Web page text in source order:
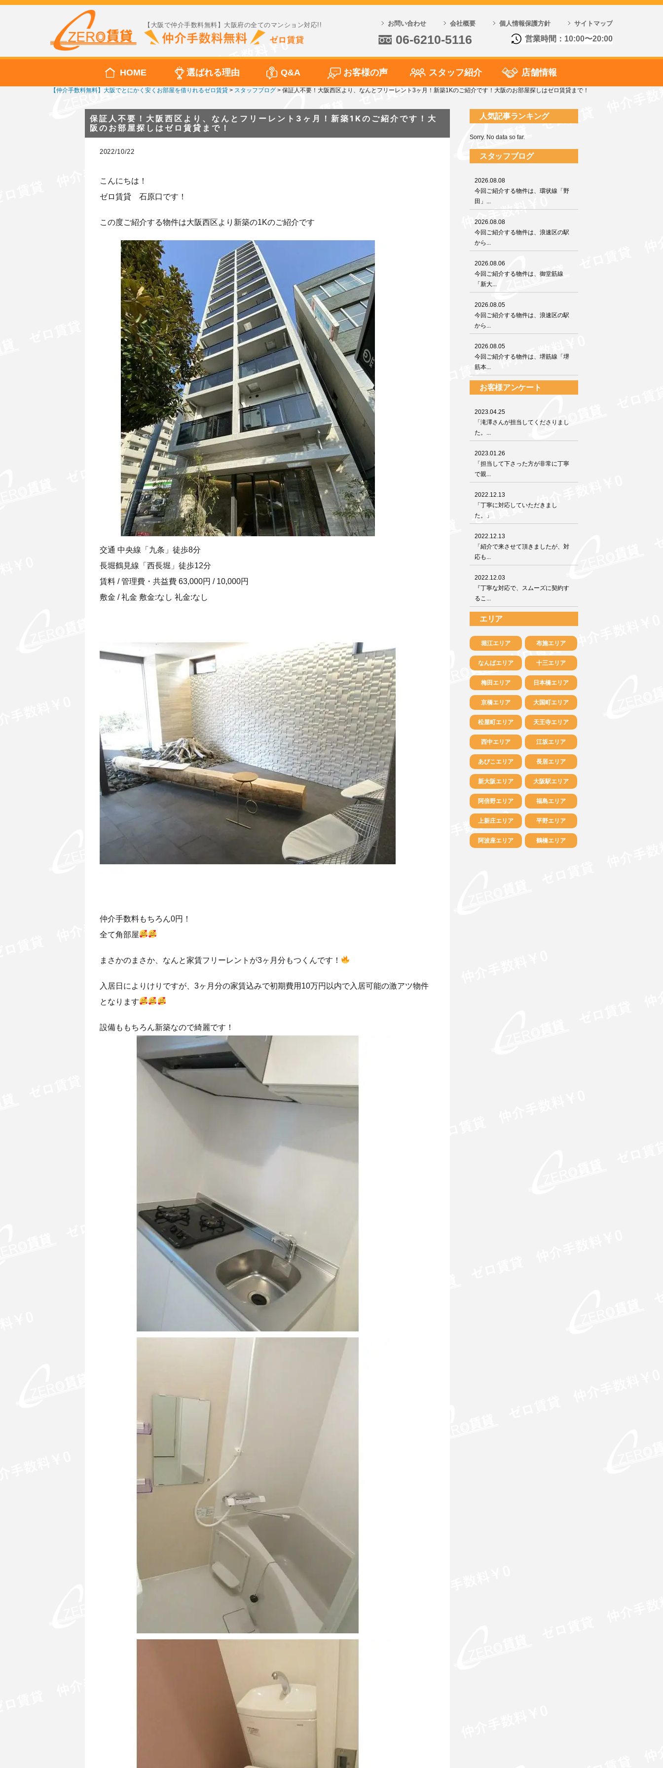
【大阪で仲介手数料無料】大阪府の全てのマンション対応!! お問い合わせ 会社概要 個人情報保護方針 サイトマップ
06-6210-5116 営業時間：10:00〜20:00
HOME 選ばれる理由 Q&A お客様の声 スタッフ紹介 店舗情報
【仲介手数料無料】大阪でとにかく安くお部屋を借りれるゼロ賃貸 > スタッフブログ > 保証人不要！大阪西区より、なんとフリーレント3ヶ月！新築1Kのご紹介です！大阪のお部屋探しはゼロ賃貸まで！
保証人不要！大阪西区より、なんとフリーレント3ヶ月！新築1Kのご紹介です！大
阪のお部屋探しはゼロ賃貸まで！
2022/10/22
こんにちは！
ゼロ賃貸 石原口です！
この度ご紹介する物件は大阪西区より新築の1Kのご紹介です
交通 中央線「九条」徒歩8分
長堀鶴見線「西長堀」徒歩12分
賃料 / 管理費・共益費 63,000円 / 10,000円
敷金 / 礼金 敷金:なし 礼金:なし
仲介手数料もちろん0円！
全て角部屋
まさかのまさか、なんと家賃フリーレントが3ヶ月分もつくんです！
入居日によりけりですが、3ヶ月分の家賃込みで初期費用10万円以内で入居可能の激アツ物件
となります
設備ももちろん新築なので綺麗です！
人気記事ランキング
Sorry. No data so far.
スタッフブログ
2026.08.08
今回ご紹介する物件は、環状線「野
田」...
2026.08.08
今回ご紹介する物件は、浪速区の駅
から...
2026.08.06
今回ご紹介する物件は、御堂筋線
「新大...
2026.08.05
今回ご紹介する物件は、浪速区の駅
から...
2026.08.05
今回ご紹介する物件は、堺筋線「堺
筋本...
お客様アンケート
2023.04.25
「滝澤さんが担当してくださりまし
た。...
2023.01.26
「担当して下さった方が非常に丁寧
で親...
2022.12.13
「丁寧に対応していただきまし
た。」
2022.12.13
「紹介で来させて頂きましたが、対
応も...
2022.12.03
『丁寧な対応で、スムーズに契約す
るこ...
エリア
堀江エリア 布施エリア
なんばエリア 十三エリア
梅田エリア 日本橋エリア
京橋エリア 大国町エリア
松屋町エリア 天王寺エリア
西中エリア 江坂エリア
あびこエリア 長居エリア
新大阪エリア 大阪駅エリア
阿倍野エリア 福島エリア
上新庄エリア 平野エリア
阿波座エリア 鶴橋エリア